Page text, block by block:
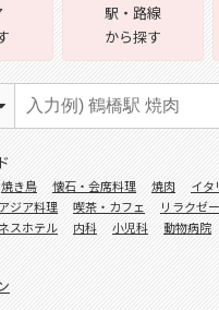
駅・路線
から探す
焼き鳥 懐石・会席料理 焼肉
イタ
アジア料理 喫茶・カフェ リラクゼ
スホテル 内科 小児科 動物病院